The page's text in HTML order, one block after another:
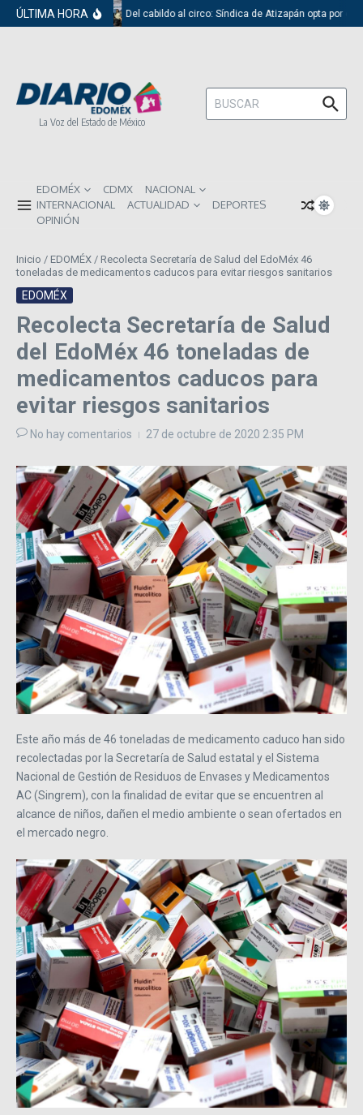
Saltar al contenido
ÚLTIMA HORA Del cabildo al circo: Síndica de Atizapán opta por el
La Voz del Estado de México
Buscar:
EDOMÉX CDMX
NACIONAL
INTERNACIONAL
ACTUALIDAD
DEPORTES
OPINIÓN
Inicio / EDOMÉX / Recolecta Secretaría de Salud del EdoMéx 46
toneladas de medicamentos caducos para evitar riesgos sanitarios
EDOMÉX
Recolecta Secretaría de Salud
del EdoMéx 46 toneladas de
medicamentos caducos para
evitar riesgos sanitarios
No hay comentarios 27 de octubre de 2020 2:35 PM
Este año más de 46 toneladas de medicamento caduco han sido
recolectadas por la Secretaría de Salud estatal y el Sistema
Nacional de Gestión de Residuos de Envases y Medicamentos
AC (Singrem), con la finalidad de evitar que se encuentren al
alcance de niños, dañen el medio ambiente o sean ofertados en
el mercado negro.